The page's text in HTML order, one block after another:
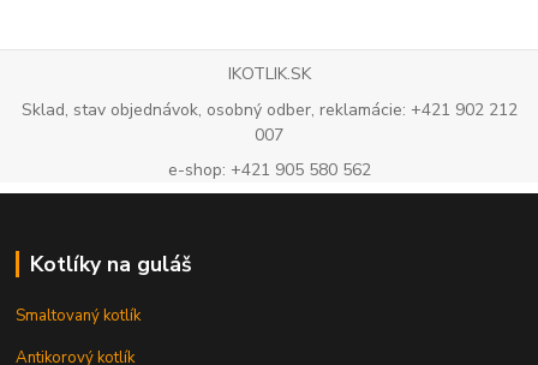
IKOTLIK.SK
Sklad, stav objednávok, osobný odber, reklamácie: +421 902 212
007
e-shop: +421 905 580 562
Kotlíky na guláš
Smaltovaný kotlík
Antikorový kotlík